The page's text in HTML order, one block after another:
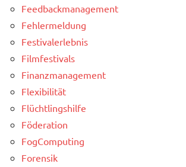
Feedbackmanagement
Fehlermeldung
Festivalerlebnis
Filmfestivals
Finanzmanagement
Flexibilität
Flüchtlingshilfe
Föderation
FogComputing
Forensik